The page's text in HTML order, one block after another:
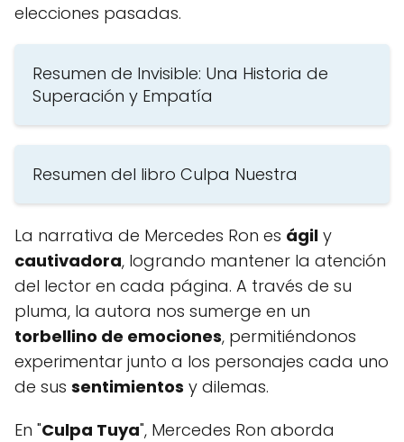
elecciones pasadas.
Resumen de Invisible: Una Historia de
Superación y Empatía
Resumen del libro Culpa Nuestra
La narrativa de Mercedes Ron es ágil y
cautivadora, logrando mantener la atención
del lector en cada página. A través de su
pluma, la autora nos sumerge en un
torbellino de emociones, permitiéndonos
experimentar junto a los personajes cada uno
de sus sentimientos y dilemas.
En "Culpa Tuya", Mercedes Ron aborda